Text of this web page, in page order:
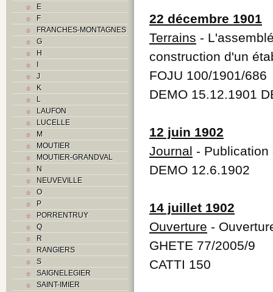
E
F
FRANCHES-MONTAGNES
G
H
I
J
K
L
LAUFON
LUCELLE
M
MOUTIER
MOUTIER-GRANDVAL
N
NEUVEVILLE
O
P
PORRENTRUY
Q
R
RANGIERS
S
SAIGNELEGIER
SAINT-IMIER
22 décembre 1901
Terrains -
construction d'un
FOJU 100/1901/686
DEMO 15.12.1901
12 juin 1902
Journal -
DEMO 12.6.1902
14 juillet 1902
Ouverture -
GHETE 77/2005/9
CATTI 150